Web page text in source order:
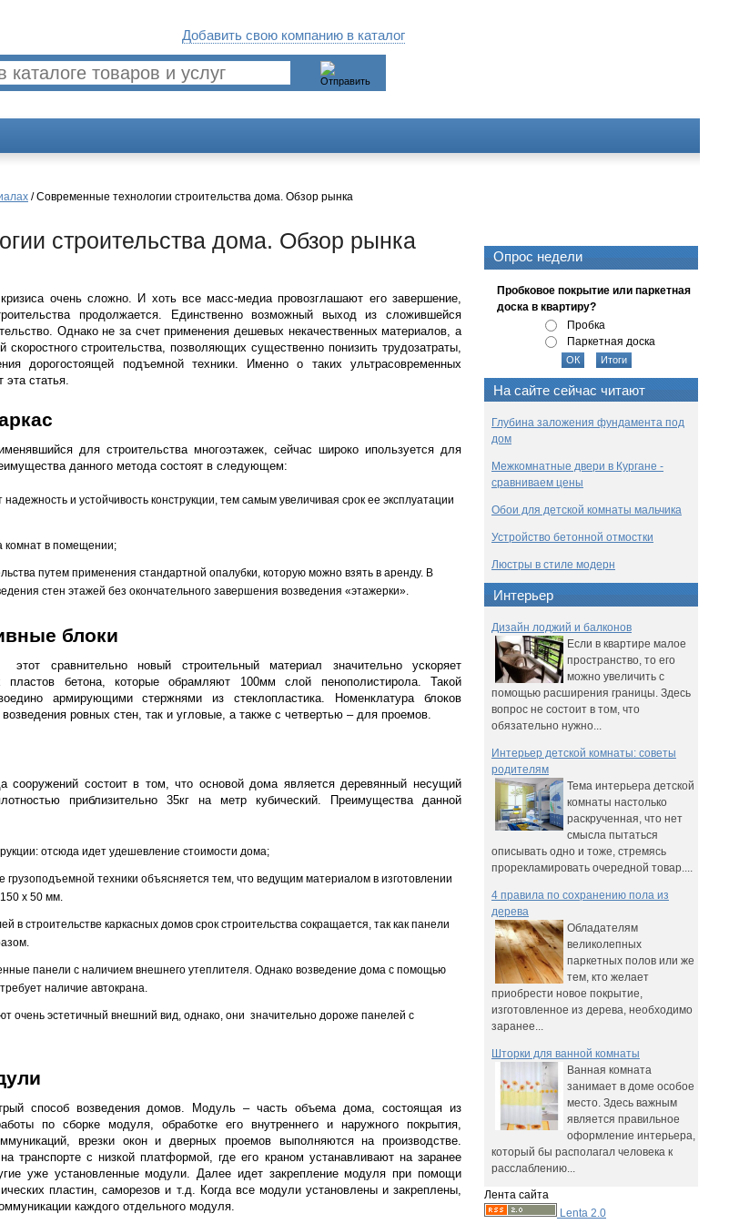
Добавить свою компанию в каталог
/ Современные технологии строительства дома. Обзор рынка
строительства дома. Обзор рынка
очень сложно. И хоть все масс-медиа провозглашают его завершение,
продолжается. Единственно возможный выход из сложившейся
Однако не за счет применения дешевых некачественных материалов, а
скоростного строительства, позволяющих существенно понизить трудозатраты,
дорогостоящей подъемной техники. Именно о таких ультрасовременных
эта статья.
для строительства многоэтажек, сейчас широко ипользуется для
данного метода состоят в следующем:
и устойчивость конструкции, тем самым увеличивая срок ее эксплуатации
комнат в помещении;
путем применения стандартной опалубки, которую можно взять в аренду. В
стен этажей без окончательного завершения возведения «этажерки».
блоки
сравнительно новый строительный материал значительно ускоряет
пластов бетона, которые обрамляют 100мм слой пенополистирола. Такой
армирующими стержнями из стеклопластика. Номенклатура блоков
ровных стен, так и угловые, а также с четвертью – для проемов.
сооружений состоит в том, что основой дома является деревянный несущий
приблизительно 35кг на метр кубический. Преимущества данной
отсюда идет удешевление стоимости дома;
техники объясняется тем, что ведущим материалом в изготовлении
х 50 мм.
в строительстве каркасных домов срок строительства сокращается, так как панели
панели с наличием внешнего утеплителя. Однако возведение дома с помощью
наличие автокрана.
очень эстетичный внешний вид, однако, они значительно дороже панелей с
способ возведения домов. Модуль – часть объема дома, состоящая из
по сборке модуля, обработке его внутреннего и наружного покрытия,
врезки окон и дверных проемов выполняются на производстве.
транспорте с низкой платформой, где его краном устанавливают на заранее
уже установленные модули. Далее идет закрепление модуля при помощи
пластин, саморезов и т.д. Когда все модули установлены и закреплены,
каждого отдельного модуля.
Опрос недели
Пробковое покрытие или паркетная
доска в квартиру?
Пробка
Паркетная доска
На сайте сейчас читают
Глубина заложения фундамента под
дом
Межкомнатные двери в Кургане -
сравниваем цены
Обои для детской комнаты мальчика
Устройство бетонной отмостки
Люстры в стиле модерн
Интерьер
Дизайн лоджий и балконов
Если в квартире малое
пространство, то его
можно увеличить с
помощью расширения границы. Здесь
вопрос не состоит в том, что
обязательно нужно...
Интерьер детской комнаты: советы
родителям
Тема интерьера детской
комнаты настолько
раскрученная, что нет
смысла пытаться
описывать одно и тоже, стремясь
прорекламировать очередной товар....
4 правила по сохранению пола из
дерева
Обладателям
великолепных
паркетных полов или же
тем, кто желает
приобрести новое покрытие,
изготовленное из дерева, необходимо
заранее...
Шторки для ванной комнаты
Ванная комната
занимает в доме особое
место. Здесь важным
является правильное
оформление интерьера,
который бы располагал человека к
расслаблению...
Лента сайта
Lenta 2.0